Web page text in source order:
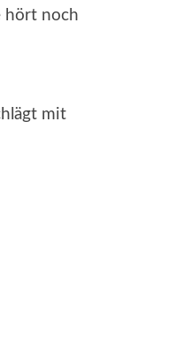
hört noch
mit